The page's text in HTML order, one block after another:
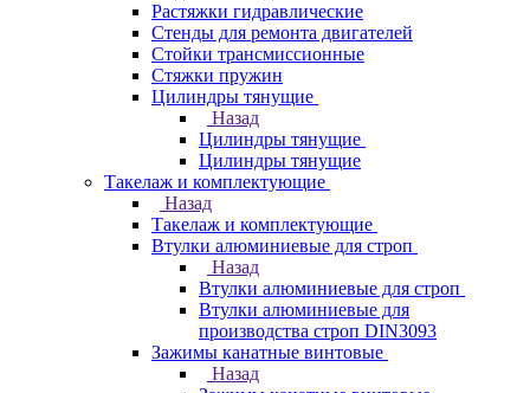
Растяжки гидравлические
Стенды для ремонта двигателей
Стойки трансмиссионные
Стяжки пружин
Цилиндры тянущие
Назад
Цилиндры тянущие
Цилиндры тянущие
Такелаж и комплектующие
Назад
Такелаж и комплектующие
Втулки алюминиевые для строп
Назад
Втулки алюминиевые для строп
Втулки алюминиевые для
производства строп DIN3093
Зажимы канатные винтовые
Назад